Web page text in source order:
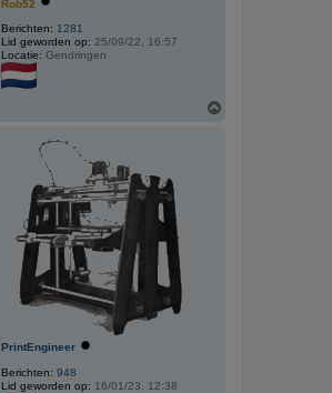
Rob52
Berichten: 1281
Lid geworden op: 25/09/22, 16:57
Locatie: Gendringen
PrintEngineer
Berichten: 948
Lid geworden op: 16/01/23, 12:38